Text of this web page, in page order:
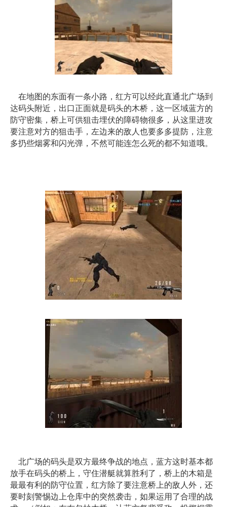
在地图的东面有一条小路，红方可以经此直通北广场到
达码头附近，出口正面就是码头的木桥，这一区域蓝方的
防守密集，桥上可供狙击埋伏的障碍物很多，从这里进攻
要注意对方的狙击手，左边来的敌人也要多多提防，注意
多扔些烟雾和闪光弹，不然可能连怎么死的都不知道哦。
北广场的码头是双方最终争战的地点，蓝方这时基本都
放手在码头的桥上，守住潜艇就算胜利了，桥上的木箱是
最最有利的防守位置，红方除了要注意桥上的敌人外，还
要时刻警惕边上仓库中的突然袭击，如果运用了合理的战